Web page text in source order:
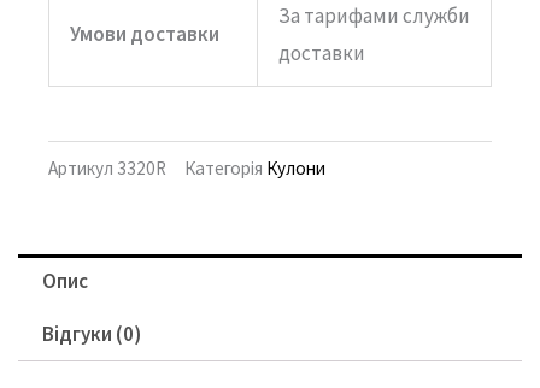
Умови доставки
За тарифами служби
доставки
Артикул 3320R Категорія Кулони
Опис
Відгуки (0)